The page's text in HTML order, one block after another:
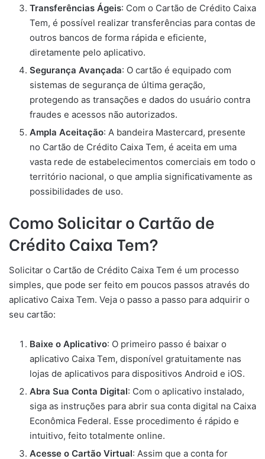
Transferências Ágeis: Com o Cartão de Crédito Caixa
Tem, é possível realizar transferências para contas de
outros bancos de forma rápida e eficiente,
diretamente pelo aplicativo.
Segurança Avançada: O cartão é equipado com
sistemas de segurança de última geração,
protegendo as transações e dados do usuário contra
fraudes e acessos não autorizados.
Ampla Aceitação: A bandeira Mastercard, presente
no Cartão de Crédito Caixa Tem, é aceita em uma
vasta rede de estabelecimentos comerciais em todo o
território nacional, o que amplia significativamente as
possibilidades de uso.
Como Solicitar o Cartão de
Crédito Caixa Tem?
Solicitar o Cartão de Crédito Caixa Tem é um processo
simples, que pode ser feito em poucos passos através do
aplicativo Caixa Tem. Veja o passo a passo para adquirir o
seu cartão:
Baixe o Aplicativo: O primeiro passo é baixar o
aplicativo Caixa Tem, disponível gratuitamente nas
lojas de aplicativos para dispositivos Android e iOS.
Abra Sua Conta Digital: Com o aplicativo instalado,
siga as instruções para abrir sua conta digital na Caixa
Econômica Federal. Esse procedimento é rápido e
intuitivo, feito totalmente online.
Acesse o Cartão Virtual: Assim que a conta for